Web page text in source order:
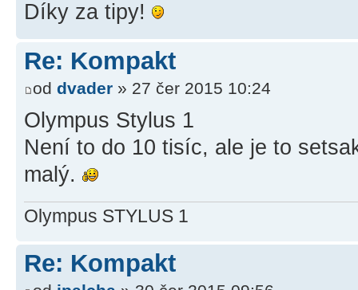
Díky za tipy!
Re: Kompakt
od dvader » 27 čer 2015 10:24
Olympus Stylus 1
Není to do 10 tisíc, ale je to
malý.
Olympus STYLUS 1
Re: Kompakt